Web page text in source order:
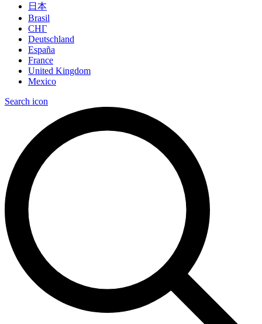
日本
Brasil
СНГ
Deutschland
España
France
United Kingdom
Mexico
Search icon